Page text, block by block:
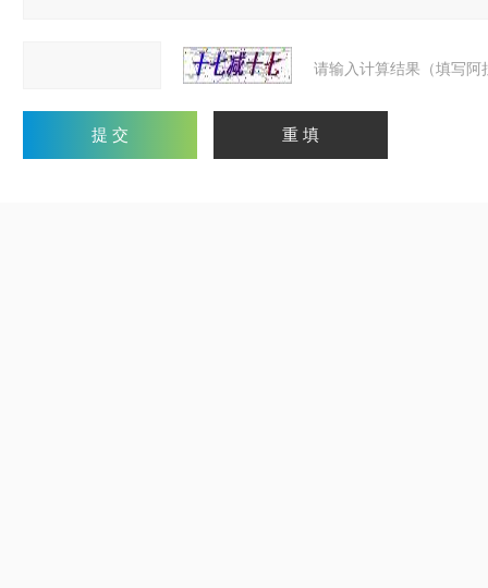
请输入计算结果（填写